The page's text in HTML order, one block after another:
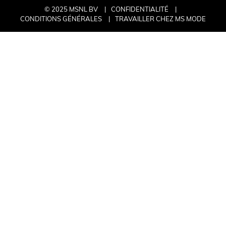
© 2025 MSNL BV
CONFIDENTIALITÉ
CONDITIONS GÉNÉRALES
TRAVAILLER CHEZ MS MODE